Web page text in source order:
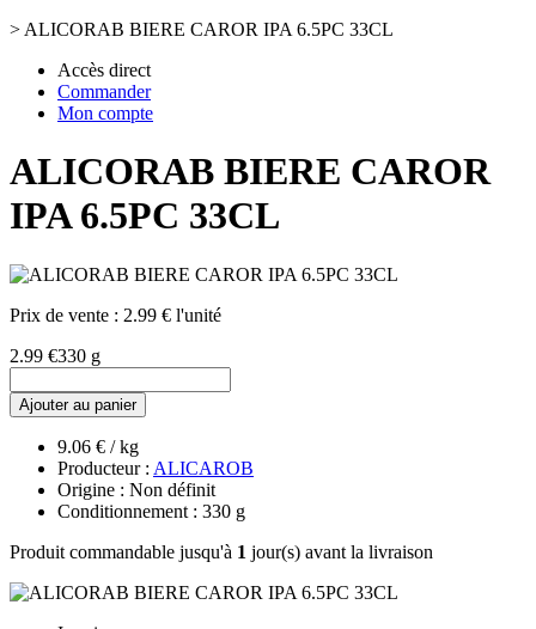
> ALICORAB BIERE CAROR IPA 6.5PC 33CL
Accès direct
Commander
Mon compte
ALICORAB BIERE CAROR
IPA 6.5PC 33CL
Prix de vente : 2.99 € l'unité
2.99 €330 g
Ajouter au panier
9.06 € / kg
Producteur : ALICAROB
Origine : Non définit
Conditionnement : 330 g
Produit commandable jusqu'à 1 jour(s) avant la livraison